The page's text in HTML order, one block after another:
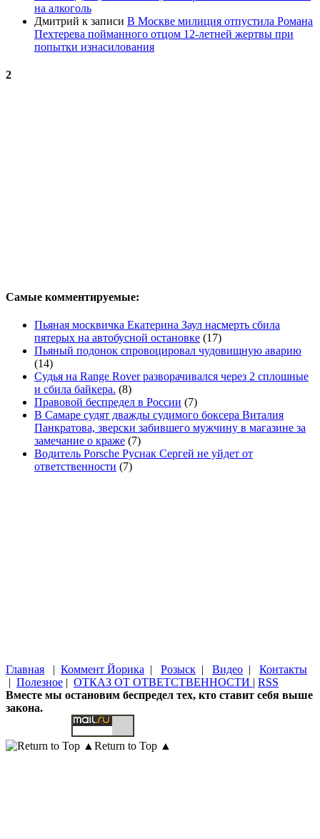
на алкоголь
Дмитрий к записи В Москве милиция отпустила Романа
Пехтерева пойманного отцом 12-летней жертвы при
попытки изнасилования
2
Самые комментируемые:
Пьяная москвичка Екатерина Заул насмерть сбила
пятерых на автобусной остановке (17)
Пьяный подонок спровоцировал чудовищную аварию
(14)
Судья на Range Rover разворачивался через 2 сплошные
и сбила байкера. (8)
Правовой беспредел в России (7)
В Самаре судят дважды судимого боксера Виталия
Панкратова, зверски забившего мужчину в магазине за
замечание о краже (7)
Водитель Porsche Руснак Сергей не уйдет от
ответственности (7)
Главная | Коммент Йорика | Розыск | Видео | Контакты
| Полезное | ОТКАЗ ОТ ОТВЕТСТВЕННОСТИ | RSS
Вместе мы остановим беспредел тех, кто ставит себя выше
закона.
Return to Top ▲